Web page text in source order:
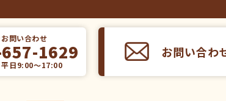
問い合わせ
1629
平日9:00～17:00
お問い合わ